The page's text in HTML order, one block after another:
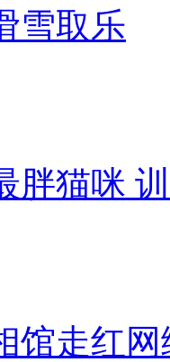
雪取乐
胖猫咪
馆走红网